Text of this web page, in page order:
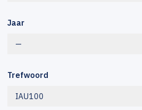
Jaar
—
Trefwoord
IAU100